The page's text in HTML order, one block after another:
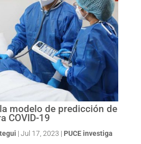
modelo de predicción de
COVID-19
| Jul 17, 2023 | PUCE investiga